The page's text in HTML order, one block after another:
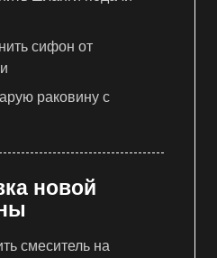
сифон от
раковину с
новой
смеситель на